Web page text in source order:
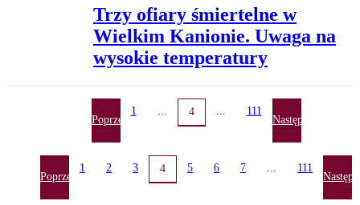
Trzy ofiary śmiertelne w
Wielkim Kanionie. Uwaga na
wysokie temperatury
Poprzednia
1 4 111
Następna
Poprzednia
1 2 3 4 5 6 7 111